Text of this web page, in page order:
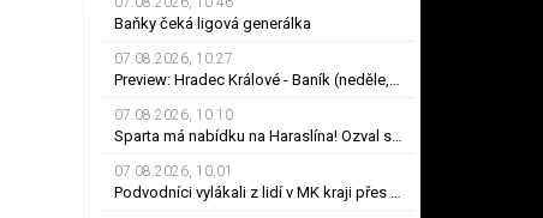
Baňky čeká ligová generálka
07.08.2026, 10.27
Preview: Hradec Králové - Baník (neděle, 17:00)
07.08.2026, 10.10
Sparta má nabídku na Haraslína! Ozval se klub ze Saúdské Arábie, jedná se
07.08.2026, 10.01
Podvodníci vylákali z lidí v MK kraji přes milion korun. Stačila jediná zpráva